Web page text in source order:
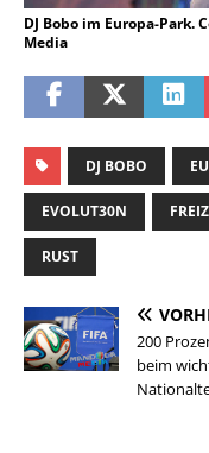
DJ Bobo im Europa-Park.
Media
DJ BOBO
EVOLUT30N
RUST
200
beim